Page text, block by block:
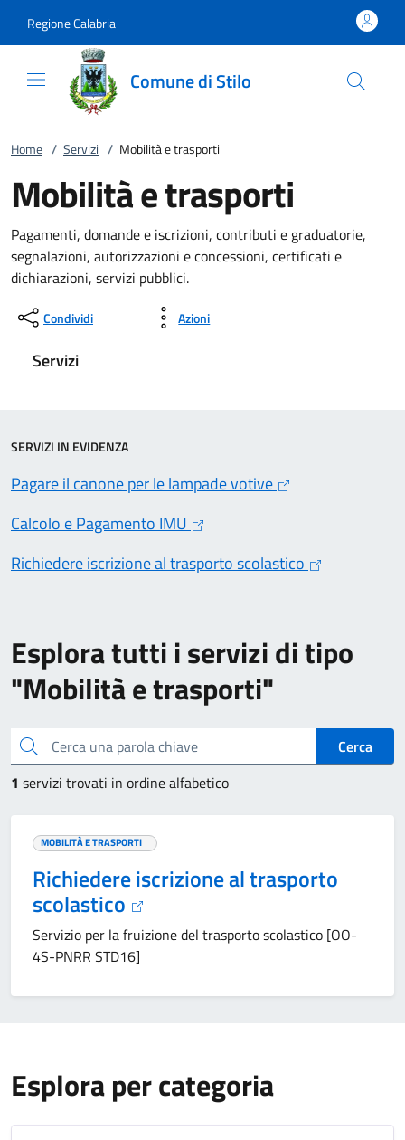
Regione Calabria
Comune di Stilo
Home / Servizi / Mobilità e trasporti
Mobilità e trasporti
Pagamenti, domande e iscrizioni, contributi e graduatorie,
segnalazioni, autorizzazioni e concessioni, certificati e
dichiarazioni, servizi pubblici.
Condividi Azioni
Servizi
Esplora tutti i servizi di tipo
"Mobilità e trasporti"
Cerca una parola chiave
Cerca
1 servizi trovati in ordine alfabetico
MOBILITÀ E TRASPORTI
Richiedere iscrizione al trasporto
scolastico
Servizio per la fruizione del trasporto scolastico [OO-
4S-PNRR STD16]
SERVIZI IN EVIDENZA
Pagare il canone per le lampade votive
Calcolo e Pagamento IMU
Richiedere iscrizione al trasporto scolastico
Esplora per categoria